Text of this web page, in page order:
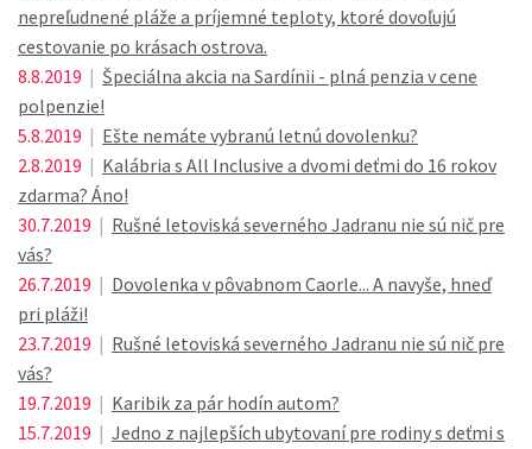
nepreľudnené pláže a príjemné teploty, ktoré dovoľujú
cestovanie po krásach ostrova.
8.8.2019 | Špeciálna akcia na Sardínii - plná penzia v cene
polpenzie!
5.8.2019 | Ešte nemáte vybranú letnú dovolenku?
2.8.2019 | Kalábria s All Inclusive a dvomi deťmi do 16 rokov
zdarma? Áno!
30.7.2019 | Rušné letoviská severného Jadranu nie sú nič pre
vás?
26.7.2019 | Dovolenka v pôvabnom Caorle... A navyše, hneď
pri pláži!
23.7.2019 | Rušné letoviská severného Jadranu nie sú nič pre
vás?
19.7.2019 | Karibik za pár hodín autom?
15.7.2019 | Jedno z najlepších ubytovaní pre rodiny s deťmi s